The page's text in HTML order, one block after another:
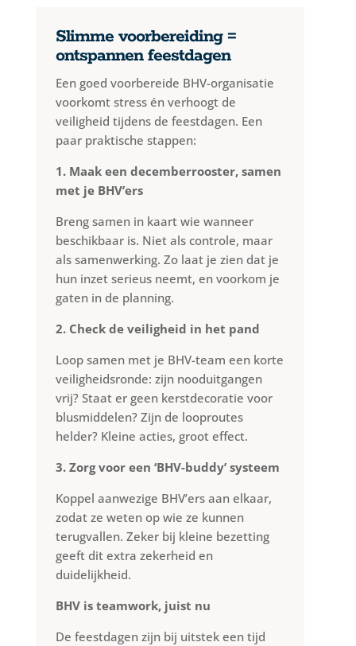
Slimme voorbereiding =
ontspannen feestdagen
Een goed voorbereide BHV-organisatie
voorkomt stress én verhoogt de
veiligheid tijdens de feestdagen. Een
paar praktische stappen:
1. Maak een decemberrooster, samen
met je BHV’ers
Breng samen in kaart wie wanneer
beschikbaar is. Niet als controle, maar
als samenwerking. Zo laat je zien dat je
hun inzet serieus neemt, en voorkom je
gaten in de planning.
2. Check de veiligheid in het pand
Loop samen met je BHV-team een korte
veiligheidsronde: zijn nooduitgangen
vrij? Staat er geen kerstdecoratie voor
blusmiddelen? Zijn de looproutes
helder? Kleine acties, groot effect.
3. Zorg voor een ‘BHV-buddy’ systeem
Koppel aanwezige BHV’ers aan elkaar,
zodat ze weten op wie ze kunnen
terugvallen. Zeker bij kleine bezetting
geeft dit extra zekerheid en
duidelijkheid.
BHV is teamwork, juist nu
De feestdagen zijn bij uitstek een tijd